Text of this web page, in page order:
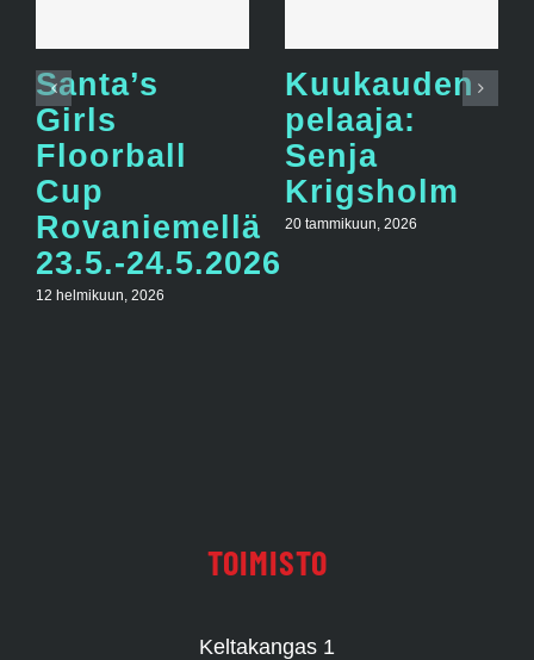
Santa’s
Girls
Floorball
Cup
Rovaniemellä
23.5.-24.5.2026
12 helmikuun, 2026
Kuukauden
pelaaja:
Senja
Krigsholm
20 tammikuun, 2026
TOIMISTO
Keltakangas 1